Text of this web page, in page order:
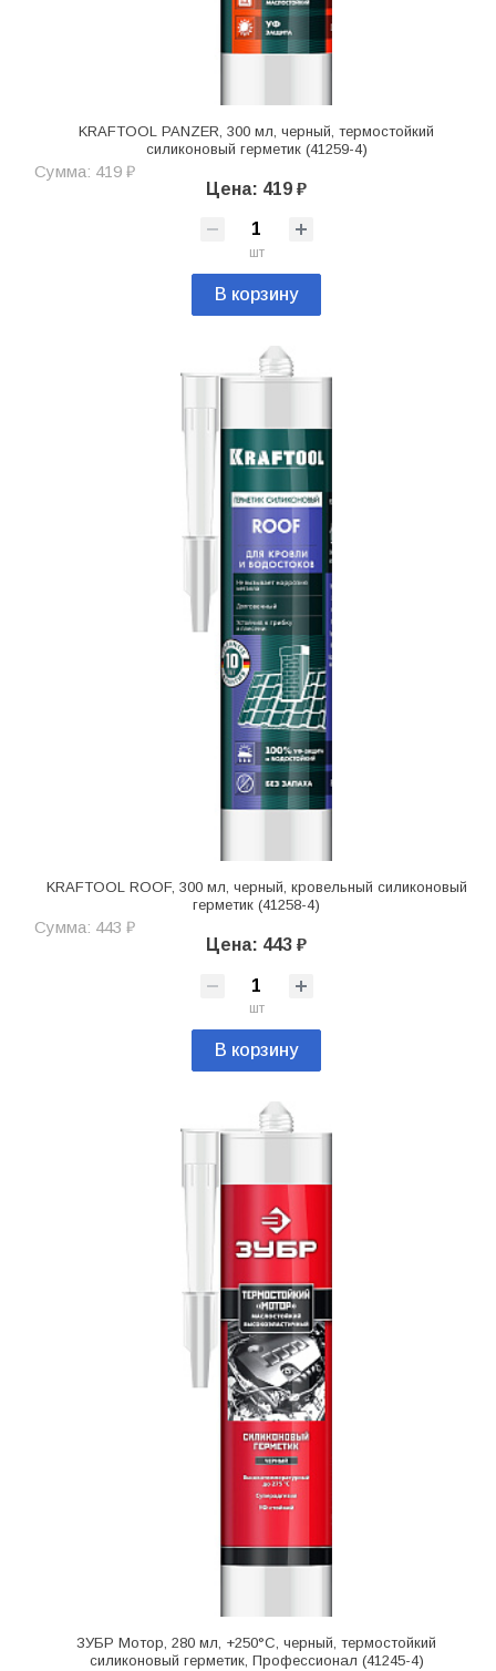
KRAFTOOL PANZER, 300 мл, черный, термостойкий
силиконовый герметик (41259-4)
Сумма: 419 ₽
Цена: 419 ₽
шт
В корзину
KRAFTOOL ROOF, 300 мл, черный, кровельный силиконовый
герметик (41258-4)
Сумма: 443 ₽
Цена: 443 ₽
шт
В корзину
ЗУБР Мотор, 280 мл, +250°C, черный, термостойкий
силиконовый герметик, Профессионал (41245-4)